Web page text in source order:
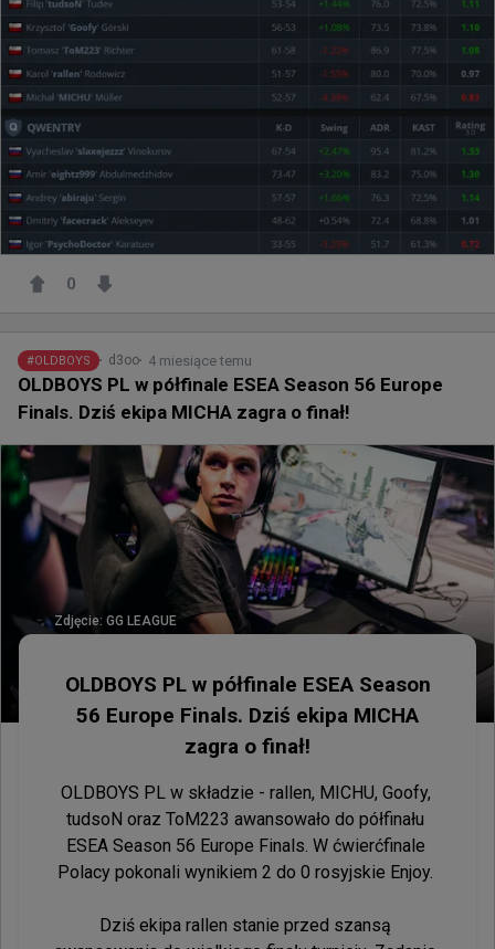
0
#OLDBOYS d3oo 4 miesiące temu
OLDBOYS PL w półfinale ESEA Season 56 Europe
Finals. Dziś ekipa MICHA zagra o finał!
Zdjęcie: GG LEAGUE
OLDBOYS PL w półfinale ESEA Season
56 Europe Finals. Dziś ekipa MICHA
zagra o finał!
OLDBOYS PL w składzie - rallen, MICHU, Goofy,
tudsoN oraz ToM223 awansowało do półfinału
ESEA Season 56 Europe Finals. W ćwierćfinale
Polacy pokonali wynikiem 2 do 0 rosyjskie Enjoy.
Dziś ekipa rallen stanie przed szansą